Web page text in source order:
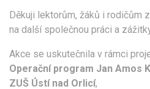
Děkuji lektorům, žáků i rodičům
na další společnou práci a
Akce se uskutečnila v rámci
Operační program Jan Amos
ZUŠ Ústí nad Orlicí,